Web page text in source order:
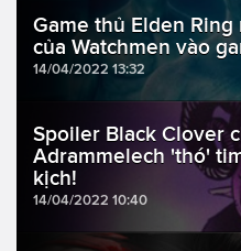
Game thủ Elden Ring
của Watchmen vào
14/04/2022 13:32
Spoiler Black Clover
Adrammelech 'thó'
kịch!
14/04/2022 10:40